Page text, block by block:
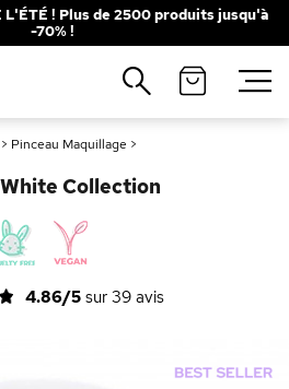
L'ÉTÉ ! Plus de 2500 produits jusqu'à
-70% !
> Pinceau Maquillage >
Collection
4.86/5 sur 39 avis
Fermer
populaires